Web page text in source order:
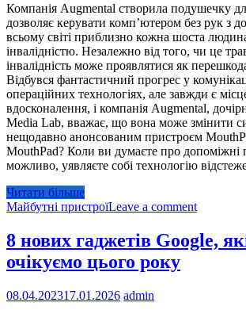
Компанія Augmental створила подушечку
дозволяє керувати комп’ютером без рук з
всьому світі приблизно кожна шоста
інвалідністю. Незалежно від того, чи це
інвалідність може проявлятися як
Відбувся фантастичний прогрес у
операційних технологіях, але завжди є
вдосконалення, і компанія Augmental,
Media Lab, вважає, що вона може змінити
нещодавно анонсованим пристроєм
MouthPad? Коли ви думаєте про допоміжні
можливо, уявляєте собі технологію
Читати більше
Майбутні пристроїLeave a comment
8 нових гаджетів Google,
очікуємо цього року
08.04.202317.01.2026 admin